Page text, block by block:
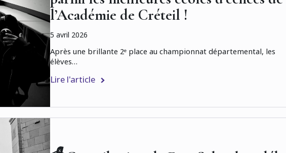
l’Académie de Créteil !
5 avril 2026
Après une brillante 2ᵉ place au championnat départemental, les
élèves…
Lire l'article